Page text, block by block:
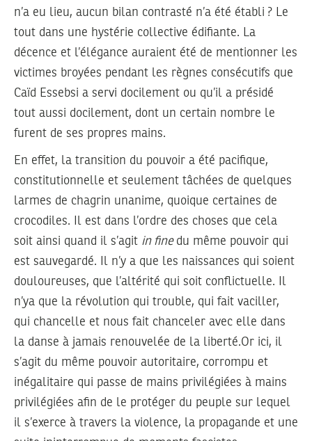
n’a eu lieu, aucun bilan contrasté n’a été établi ? Le
tout dans une hystérie collective édifiante. La
décence et l’élégance auraient été de mentionner les
victimes broyées pendant les règnes consécutifs que
Caïd Essebsi a servi docilement ou qu’il a présidé
tout aussi docilement, dont un certain nombre le
furent de ses propres mains.
En effet, la transition du pouvoir a été pacifique,
constitutionnelle et seulement tâchées de quelques
larmes de chagrin unanime, quoique certaines de
crocodiles. Il est dans l’ordre des choses que cela
soit ainsi quand il s’agit in fine du même pouvoir qui
est sauvegardé. Il n’y a que les naissances qui soient
douloureuses, que l’altérité qui soit conflictuelle. Il
n’ya que la révolution qui trouble, qui fait vaciller,
qui chancelle et nous fait chanceler avec elle dans
la danse à jamais renouvelée de la liberté.Or ici, il
s’agit du même pouvoir autoritaire, corrompu et
inégalitaire qui passe de mains privilégiées à mains
privilégiées afin de le protéger du peuple sur lequel
il s’exerce à travers la violence, la propagande et une